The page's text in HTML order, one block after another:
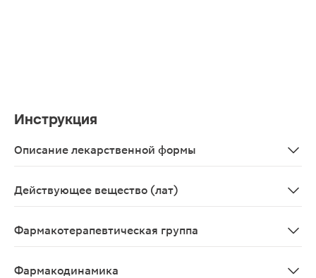
Инструкция
Описание лекарственной формы
Действующее вещество (лат)
Фармакотерапевтическая группа
Фармакодинамика